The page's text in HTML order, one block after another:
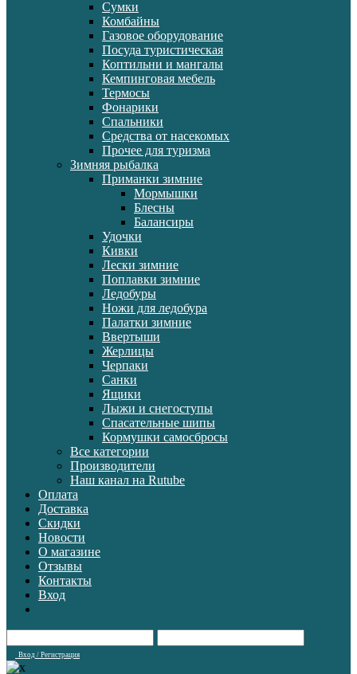
Сумки
Комбайны
Газовое оборудование
Посуда туристическая
Коптильни и мангалы
Кемпинговая мебель
Термосы
Фонарики
Спальники
Средства от насекомых
Прочее для туризма
Зимняя рыбалка
Приманки зимние
Мормышки
Блесны
Балансиры
Удочки
Кивки
Лески зимние
Поплавки зимние
Ледобуры
Ножи для ледобура
Палатки зимние
Ввертыши
Жерлицы
Черпаки
Санки
Ящики
Лыжи и снегоступы
Спасательные шипы
Кормушки самосбросы
Все категории
Производители
Наш канал на Rutube
Оплата
Доставка
Скидки
Новости
О магазине
Отзывы
Контакты
Вход
Вход / Регистрация